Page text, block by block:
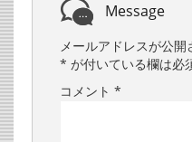
Message
メールアドレスが公開
* が付いている欄は必
コメント *